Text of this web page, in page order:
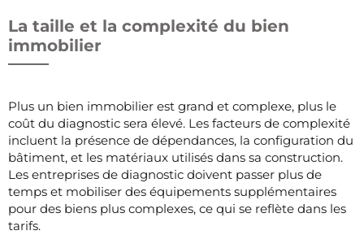
La taille et la complexité du bien
immobilier
Plus un bien immobilier est grand et complexe, plus le
coût du diagnostic sera élevé. Les facteurs de complexité
incluent la présence de dépendances, la configuration du
bâtiment, et les matériaux utilisés dans sa construction.
Les entreprises de diagnostic doivent passer plus de
temps et mobiliser des équipements supplémentaires
pour des biens plus complexes, ce qui se reflète dans les
tarifs.